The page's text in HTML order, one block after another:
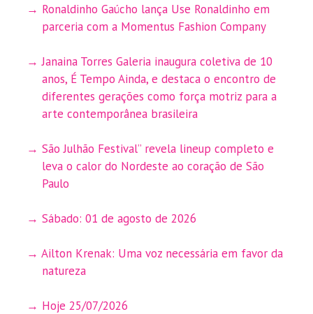
Ronaldinho Gaúcho lança Use Ronaldinho em
parceria com a Momentus Fashion Company
Janaina Torres Galeria inaugura coletiva de 10
anos, É Tempo Ainda, e destaca o encontro de
diferentes gerações como força motriz para a
arte contemporânea brasileira
São Julhão Festival” revela lineup completo e
leva o calor do Nordeste ao coração de São
Paulo
Sábado: 01 de agosto de 2026
Ailton Krenak: Uma voz necessária em favor da
natureza
Hoje 25/07/2026